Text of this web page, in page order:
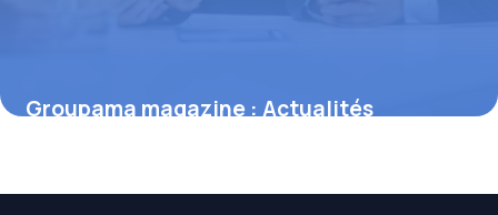
Groupama magazine : Actualités